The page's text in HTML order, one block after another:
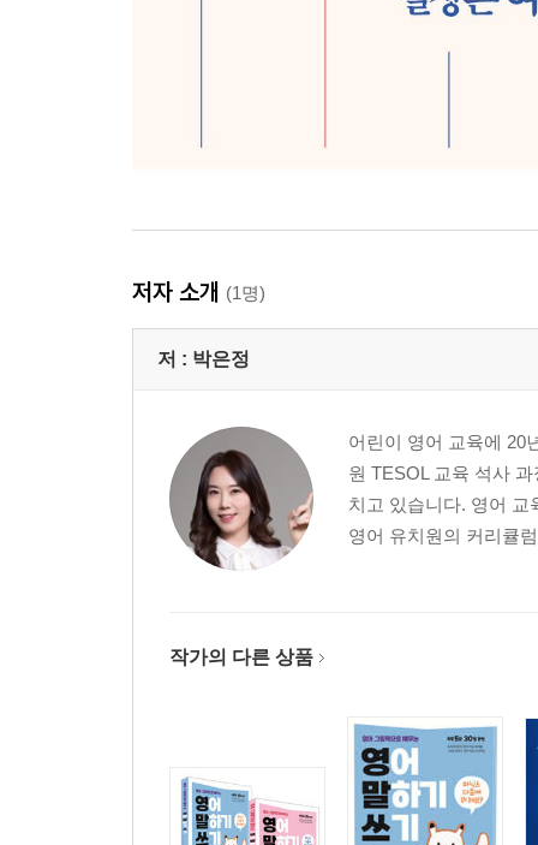
저자 소개 (1명)
저 : 박은정
어린이 영어 교육에 20
원 TESOL 교육 석사
치고 있습니다. 영어
영어 유치원의 커리큘
작가의 다른 상품